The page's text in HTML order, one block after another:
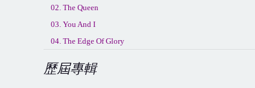
02. The Queen
03. You And I
04. The Edge Of Glory
歷屆專輯